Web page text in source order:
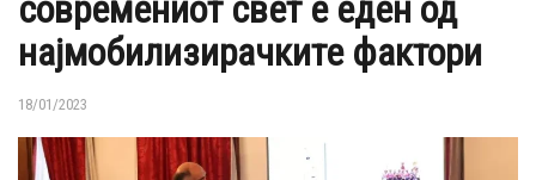
современиот свет е еден од
најмобилизирачките фактори
18/01/2023